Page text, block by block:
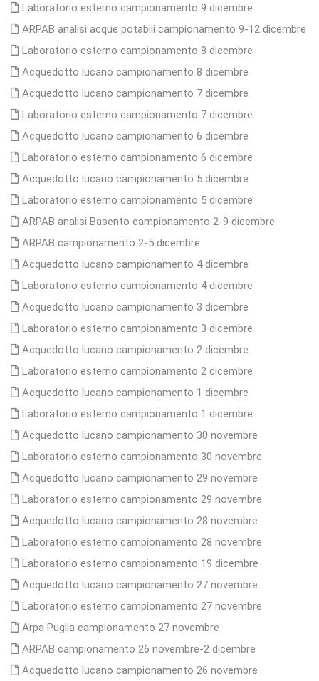
Laboratorio esterno campionamento 9 dicembre
ARPAB analisi acque potabili campionamento 9-12 dicembre
Laboratorio esterno campionamento 8 dicembre
Acquedotto lucano campionamento 8 dicembre
Acquedotto lucano campionamento 7 dicembre
Laboratorio esterno campionamento 7 dicembre
Acquedotto lucano campionamento 6 dicembre
Laboratorio esterno campionamento 6 dicembre
Acquedotto lucano campionamento 5 dicembre
Laboratorio esterno campionamento 5 dicembre
ARPAB analisi Basento campionamento 2-9 dicembre
ARPAB campionamento 2-5 dicembre
Acquedotto lucano campionamento 4 dicembre
Laboratorio esterno campionamento 4 dicembre
Acquedotto lucano campionamento 3 dicembre
Laboratorio esterno campionamento 3 dicembre
Acquedotto lucano campionamento 2 dicembre
Laboratorio esterno campionamento 2 dicembre
Acquedotto lucano campionamento 1 dicembre
Laboratorio esterno campionamento 1 dicembre
Acquedotto lucano campionamento 30 novembre
Laboratorio esterno campionamento 30 novembre
Acquedotto lucano campionamento 29 novembre
Laboratorio esterno campionamento 29 novembre
Acquedotto lucano campionamento 28 novembre
Laboratorio esterno campionamento 28 novembre
Laboratorio esterno campionamento 19 dicembre
Acquedotto lucano campionamento 27 novembre
Laboratorio esterno campionamento 27 novembre
Arpa Puglia campionamento 27 novembre
ARPAB campionamento 26 novembre-2 dicembre
Acquedotto lucano campionamento 26 novembre